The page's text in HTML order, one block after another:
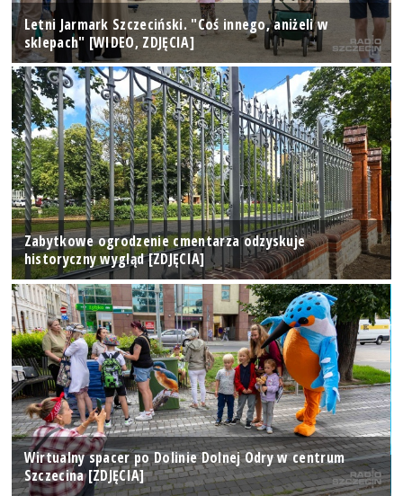
Letni Jarmark Szczeciński. "Coś innego, aniżeli w
sklepach" [WIDEO, ZDJĘCIA]
Zabytkowe ogrodzenie cmentarza odzyskuje
historyczny wygląd [ZDJĘCIA]
Wirtualny spacer po Dolinie Dolnej Odry w centrum
Szczecina [ZDJĘCIA]